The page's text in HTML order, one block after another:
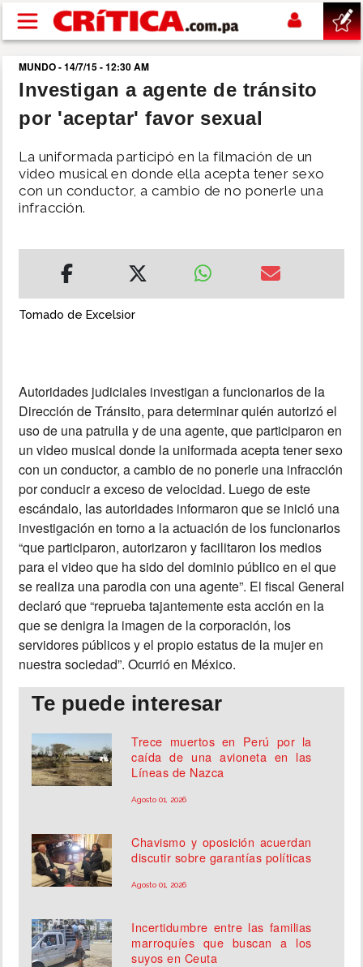
Pasar al contenido principal
buscar
SUCESOS
NACIONAL
POLÍTICA
DEPORTES
INSÓLITAS
MULTIMEDIA
IMPRESO
MUNDO - 14/7/15 - 12:30 AM
Investigan a agente de tránsito
por 'aceptar' favor sexual
La uniformada participó en la filmación de un
video musical en donde ella acepta tener sexo
con un conductor, a cambio de no ponerle una
infracción.
Tomado de Excelsior
Autoridades judiciales investigan a funcionarios de la
Dirección de Tránsito, para determinar quién autorizó el
uso de una patrulla y de una agente, que participaron en
un video musical donde la uniformada acepta tener sexo
con un conductor, a cambio de no ponerle una infracción
por conducir a exceso de velocidad. Luego de este
escándalo, las autoridades informaron que se inició una
investigación en torno a la actuación de los funcionarios
“que participaron, autorizaron y facilitaron los medios
para el video que ha sido del dominio público en el que
se realiza una parodia con una agente”. El fiscal General
declaró que “reprueba tajantemente esta acción en la
que se denigra la imagen de la corporación, los
servidores públicos y el propio estatus de la mujer en
nuestra sociedad”. Ocurrió en México.
Te puede interesar
Trece muertos en Perú por la
caída de una avioneta en las
Líneas de Nazca
Agosto 01, 2026
Chavismo y oposición acuerdan
discutir sobre garantías políticas
Agosto 01, 2026
Incertidumbre entre las familias
marroquíes que buscan a los
suyos en Ceuta